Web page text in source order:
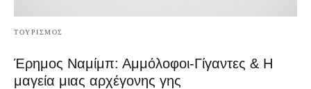
ΤΟΥΡΙΣΜΟΣ
Έρημος Ναμίμπ: Αμμόλοφοι-Γίγαντες & Η
μαγεία μιας αρχέγονης γης